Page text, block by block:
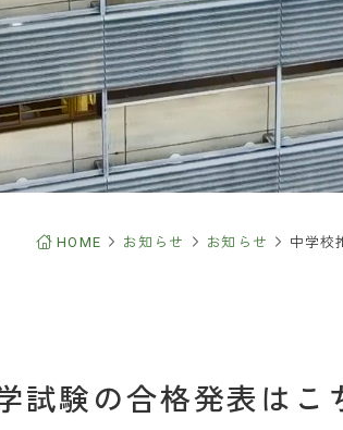
えの皆様
ついて
HOME お知らせ お知らせ 中学校
試験の合格発表はこ